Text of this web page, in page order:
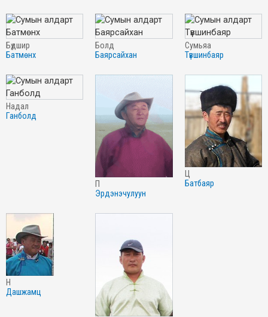
бүдшир
батмөнх
болд
баярсайхан
сумьяа
түвшинбаяр
надал
ганболд
п
эрдэнэчулуун
ц
батбаяр
н
дашжамц